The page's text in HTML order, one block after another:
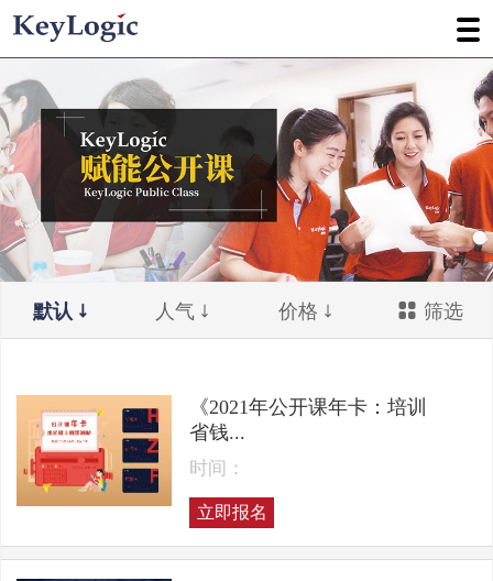
默认 人气 价格 筛选
《2021年公开课年卡：培训
省钱...
时间：
立即报名